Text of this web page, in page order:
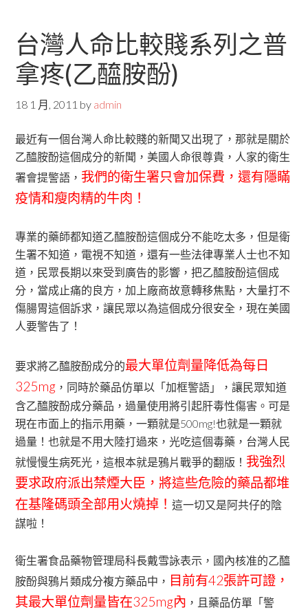
台灣人命比較賤系列之普
拿疼(乙醯胺酚)
18 1 月, 2011 by admin
最近有一個台灣人命比較賤的新聞又出現了，那就是關於
乙醯胺酚這個成分的新聞，美國人命很尊貴，人家的衛生
署會提警語， 我們的衛生署只會加保費，還有隱瞞
疫情和瘦肉精的牛肉！
專業的藥師都知道乙醯胺酚這個成分不能吃太多，但是衛
生署不知道，電視不知道，還有一些法律專業人士也不知
道，民眾長期以來受到廣告的影響，把乙醯胺酚這個成
分，當成止痛的良方，加上廠商故意轉移焦點，大量打不
傷腸胃這個訴求，讓民眾以為這個成分很安全，現在美國
人要警告了！
要求將乙醯胺酚成分的最大單位劑量降低為每日
325mg ，同時於藥品仿單以「加框警語」，讓民眾知道
含乙醯胺酚成分藥品，過量使用將引起肝毒性傷害。可是
現在市面上的指示用藥，一顆就是500mg!也就是一顆就
過量！也就是不用大陸打過來，光吃這個毒藥，台灣人民
就慢慢生病死光，這根本就是鴉片戰爭的翻版！ 我強烈
要求政府派出禁煙大臣，將這些危險的藥品都堆
在基隆碼頭全部用火燒掉！這一切又是阿共仔的陰
謀啦！
衛生署食品藥物管理局科長戴雪詠表示，國內核准的乙醯
胺酚與鴉片類成分複方藥品中， 目前有42張許可證，
其最大單位劑量皆在325mg內 ，且藥品仿單「警